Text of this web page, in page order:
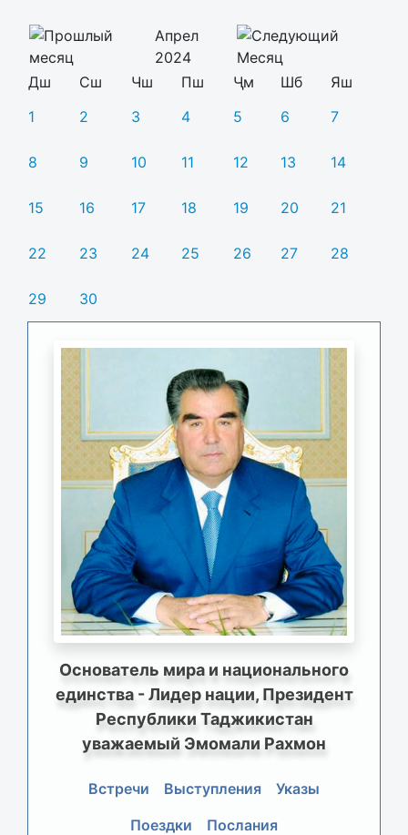
Апрел
2024
Дш
Сш Чш Пш Ҷм Шб
Яш
1
2 3 4 5 6 7
8 9 10 11 12 13 14
15 16 17 18 19 20 21
22 23 24 25 26 27 28
29 30
Основатель мира и национального
единства - Лидер нации, Президент
Республики Таджикистан
уважаемый Эмомали Рахмон
Встречи Выступления
Указы
Поездки
Послания